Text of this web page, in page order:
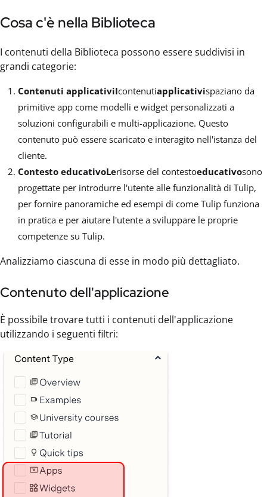
Cosa c'è nella Biblioteca
I contenuti della Biblioteca possono essere suddivisi in
grandi categorie:
Contenuti applicativiIcontenutiapplicativispaziano da
primitive app come modelli e widget personalizzati a
soluzioni configurabili e multi-applicazione. Questo
contenuto può essere scaricato e interagito nell'istanza del
cliente.
Contesto educativoLerisorse del contestoeducativosono
progettate per introdurre l'utente alle funzionalità di Tulip,
per fornire panoramiche ed esempi di come Tulip funziona
in pratica e per aiutare l'utente a sviluppare le proprie
competenze su Tulip.
Analizziamo ciascuna di esse in modo più dettagliato.
Contenuto dell'applicazione
È possibile trovare tutti i contenuti dell'applicazione
utilizzando i seguenti filtri: